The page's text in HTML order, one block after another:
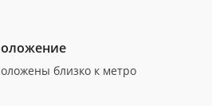
близко к метро